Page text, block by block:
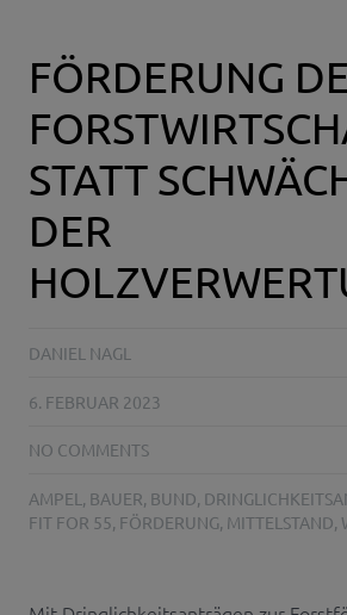
FÖRDERUNG
STATT
DER
DANIEL NAGL
6. FEBRUAR 2023
NO COMMENTS
AMPEL , BAUER, BUND,
FIT FOR 55, FÖRDERUNG, MITTELSTAND,